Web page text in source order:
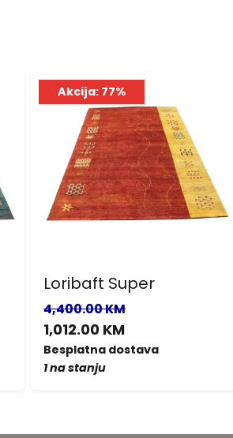
Akcija: 77%
Loribaft Super
4,400.00 KM
1,012.00 KM
Besplatna dostava
1 na stanju